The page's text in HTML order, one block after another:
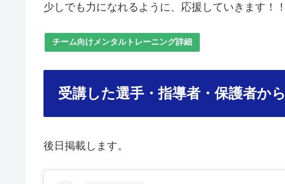
少しでも力になれるように、応援していきます！！
チーム向けメンタルトレーニング詳細
受講した選手・指導者・保護者から
後日掲載します。